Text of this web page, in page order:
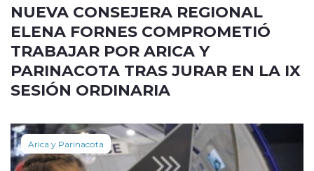
NUEVA CONSEJERA REGIONAL
ELENA FORNES COMPROMETIÓ
TRABAJAR POR ARICA Y
PARINACOTA TRAS JURAR EN LA IX
SESIÓN ORDINARIA
Arica y Parinacota